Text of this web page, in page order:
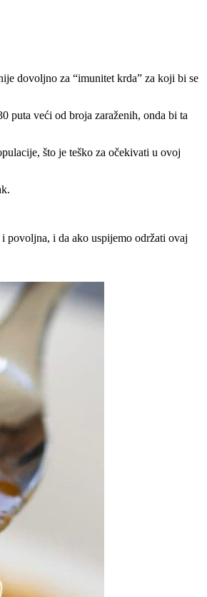
dovoljno za “imunitet krda” za koji bi se
puta veći od broja zaraženih, onda bi ta
što je teško za očekivati u ovoj
povoljna, i da ako uspijemo održati ovaj